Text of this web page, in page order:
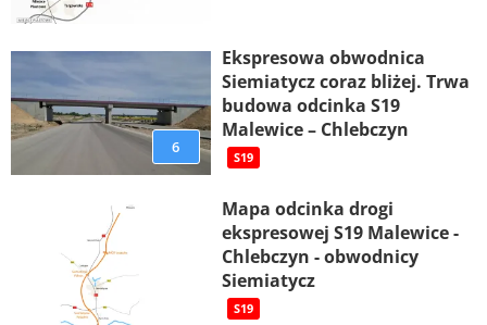
6
Ekspresowa obwodnica
Siemiatycz coraz bliżej. Trwa
budowa odcinka S19
Malewice – Chlebczyn
S19
Mapa odcinka drogi
ekspresowej S19 Malewice -
Chlebczyn - obwodnicy
Siemiatycz
S19